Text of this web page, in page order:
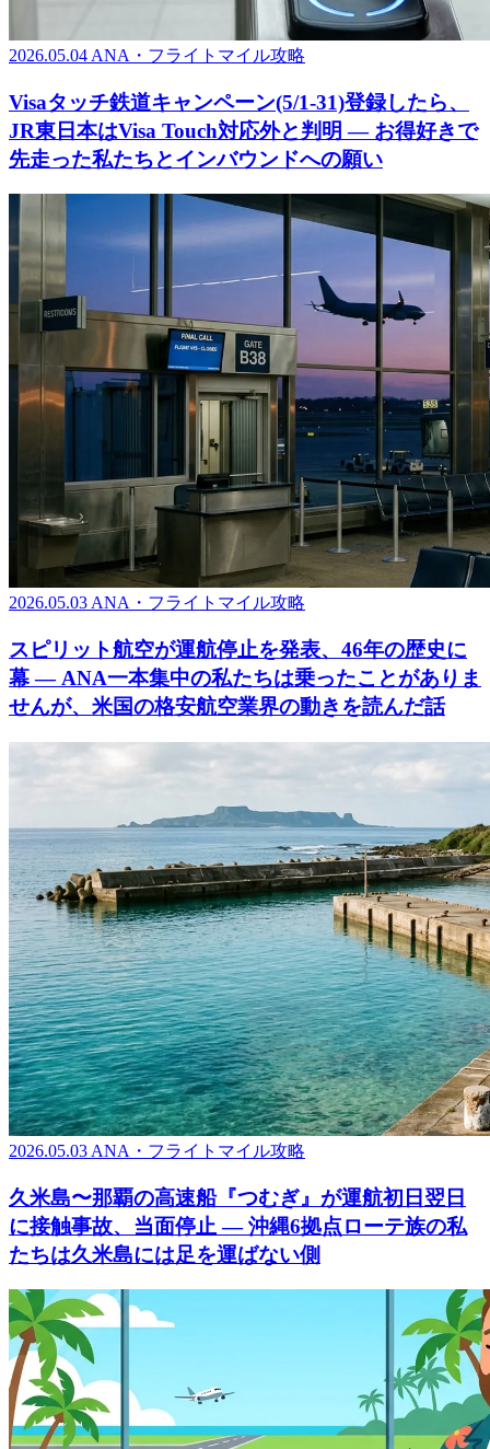
2026.05.04 ANA・フライトマイル攻略
Visaタッチ鉄道キャンペーン(5/1-31)登録したら、
JR東日本はVisa Touch対応外と判明 ― お得好きで
先走った私たちとインバウンドへの願い
2026.05.03 ANA・フライトマイル攻略
スピリット航空が運航停止を発表、46年の歴史に
幕 ― ANA一本集中の私たちは乗ったことがありま
せんが、米国の格安航空業界の動きを読んだ話
2026.05.03 ANA・フライトマイル攻略
久米島〜那覇の高速船『つむぎ』が運航初日翌日
に接触事故、当面停止 ― 沖縄6拠点ローテ族の私
たちは久米島には足を運ばない側